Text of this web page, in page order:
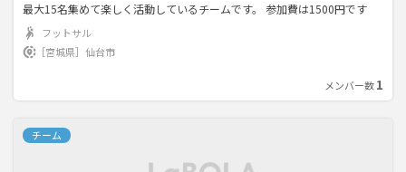
最大15名集めて楽しく活動しているチームです。 参加費は1500円です
フットサル
［宮城県］ 仙台市
メンバー数1
チーム